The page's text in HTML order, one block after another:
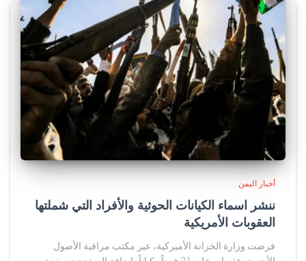
أخبار اليمن
ننشر اسماء الكيانات الحوثية والأفراد التي شملتها
العقوبات الأمريكية
فرضت وزارة الخزانة الأميركية، عبر مكتب مراقبة الأصول